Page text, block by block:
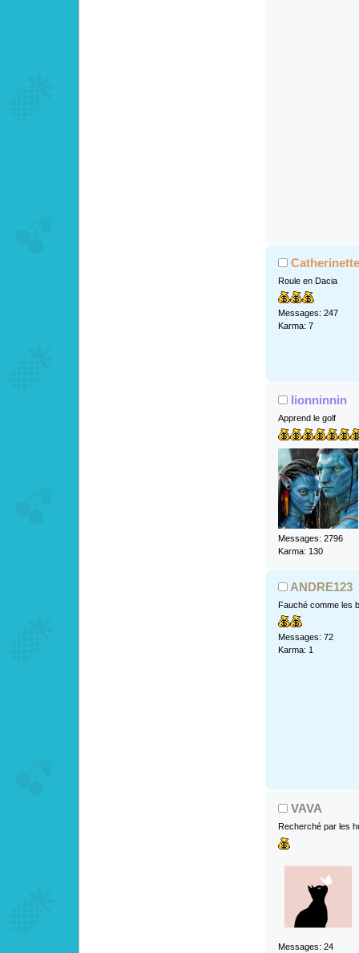
Roule en Dacia
Messages: 247
Karma: 7
lionninnin
Apprend le golf
Messages: 2796
Karma: 130
ANDRE123
Fauché comme les
Messages: 72
Karma: 1
VAVA
Recherché par les
Messages: 24